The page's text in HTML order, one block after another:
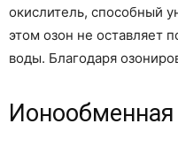
окислитель, способный
этом озон не оставляет
воды. Благодаря
Ионообменная